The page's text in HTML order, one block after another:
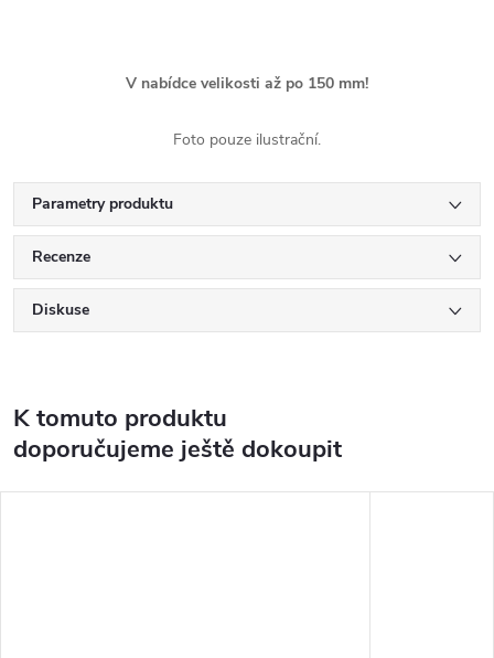
V nabídce velikosti až po 150 mm!
Foto pouze ilustrační.
Parametry produktu
Recenze
Diskuse
K tomuto produktu
doporučujeme ještě dokoupit